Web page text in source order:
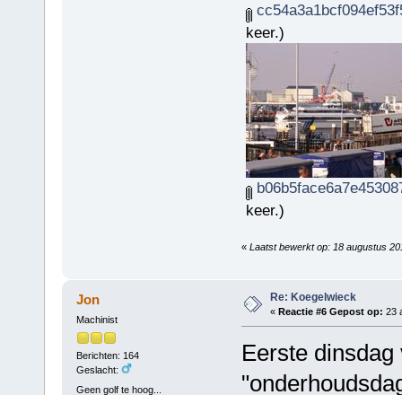
keer.)
keer.)
« Laatst bewerkt op: 18 augustus
Jon
Machinist
Berichten: 164
Geslacht:
Geen golf te hoog...
Re: Koegelwieck
« Reactie #6 Gepost op: 23
Eerste